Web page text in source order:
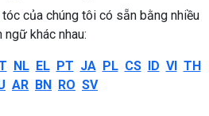
của chúng tôi có sẵn bằng nhiều
ngữ khác nhau:
NL EL PT JA PL CS ID VI TH
AR BN RO SV